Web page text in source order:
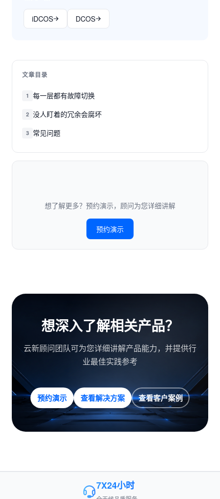
iDCOS DCOS
文章目录
1 每一层都有故障切换
2 没人盯着的冗余会腐坏
3 常见问题
想了解更多？预约演示，顾问为您详细讲解
预约演示
想深入了解相关产品？
云新顾问团队可为您详细讲解产品能力，并提供行
业最佳实践参考
预约演示 查看解决方案 查看客户案例
7X24小时